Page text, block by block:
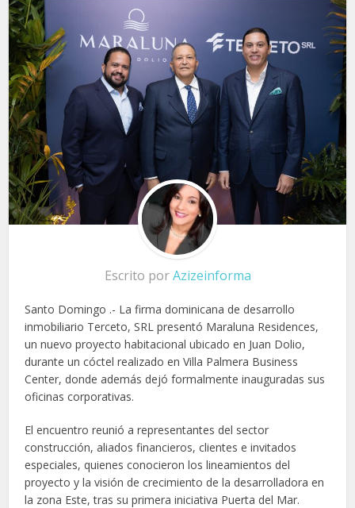
Escrito porAzizeinforma
Santo Domingo .- La firma dominicana de desarrollo
inmobiliario Terceto, SRL presentó Maraluna Residences,
un nuevo proyecto habitacional ubicado en Juan Dolio,
durante un cóctel realizado en Villa Palmera Business
Center, donde además dejó formalmente inauguradas sus
oficinas corporativas.
El encuentro reunió a representantes del sector
construcción, aliados financieros, clientes e invitados
especiales, quienes conocieron los lineamientos del
proyecto y la visión de crecimiento de la desarrolladora en
la zona Este, tras su primera iniciativa Puerta del Mar.